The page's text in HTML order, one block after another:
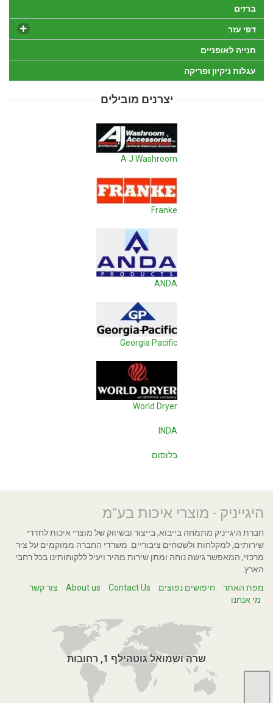
ברזים
דפי עזר
חנייה לאופניים
עגלות ניקיון ופריקה
יצרנים מובילים
A J Washroom
Franke
ANDA
Georgia Pacific
World Dryer
INDA
בלוסום
היגייניק - מוצרי איכות בע"מ
חברת היגייניק מתמחה בייבוא, בייצור ובשיווק של מוצרי איכות לחדרי
שירותים, למקלחות ולשטחים ציבוריים. משרדי החברה ממוקמים על ציר
מרכזי, המאפשר גישה נוחה ומתן שירות מהיר ויעיל ללקוחותינו בכל רחבי
הארץ.
מפת האתר
חיפושים נפוצים Contact Us
About us
צור קשר
מי אנחנו
שרה ושמואל גוטהילף 1, רחובות